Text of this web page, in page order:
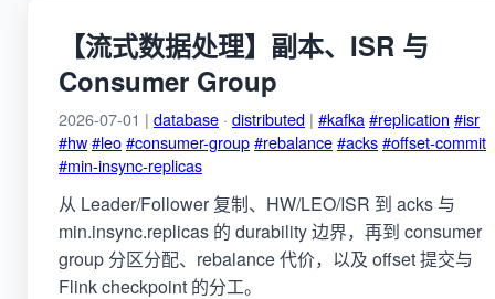
【流式数据处理】副本、ISR 与
Consumer Group
2026-07-01 | database · distributed | #kafka#replication #isr
#hw#leo#consumer-group#rebalance#acks#offset-commit
#min-insync-replicas
从 Leader/Follower 复制、HW/LEO/ISR 到 acks 与
min.insync.replicas 的 durability 边界，再到 consumer
group 分区分配、rebalance 代价，以及 offset 提交与
Flink checkpoint 的分工。